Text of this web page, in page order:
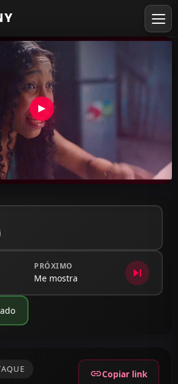
PRÓXIMO
Me mostra skip_next
linkCopiar link